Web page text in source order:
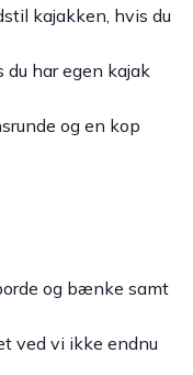
kajakken, hvis du
har egen kajak
og en kop
og bænke samt
ved vi ikke endnu